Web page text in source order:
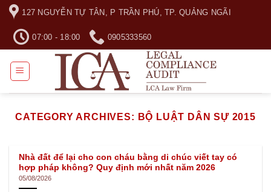
Skip
content
127 NGUYỄN TỰ TÂN, P TRẦN PHÚ, TP. QUẢNG NGÃI
07:00 - 18:00 0905333560
CATEGORY ARCHIVES: BỘ LUẬT DÂN SỰ 2015
Nhà đất để lại cho con cháu bằng di chúc viết tay có
hợp pháp không? Quy định mới nhất năm 2026
05/08/2026